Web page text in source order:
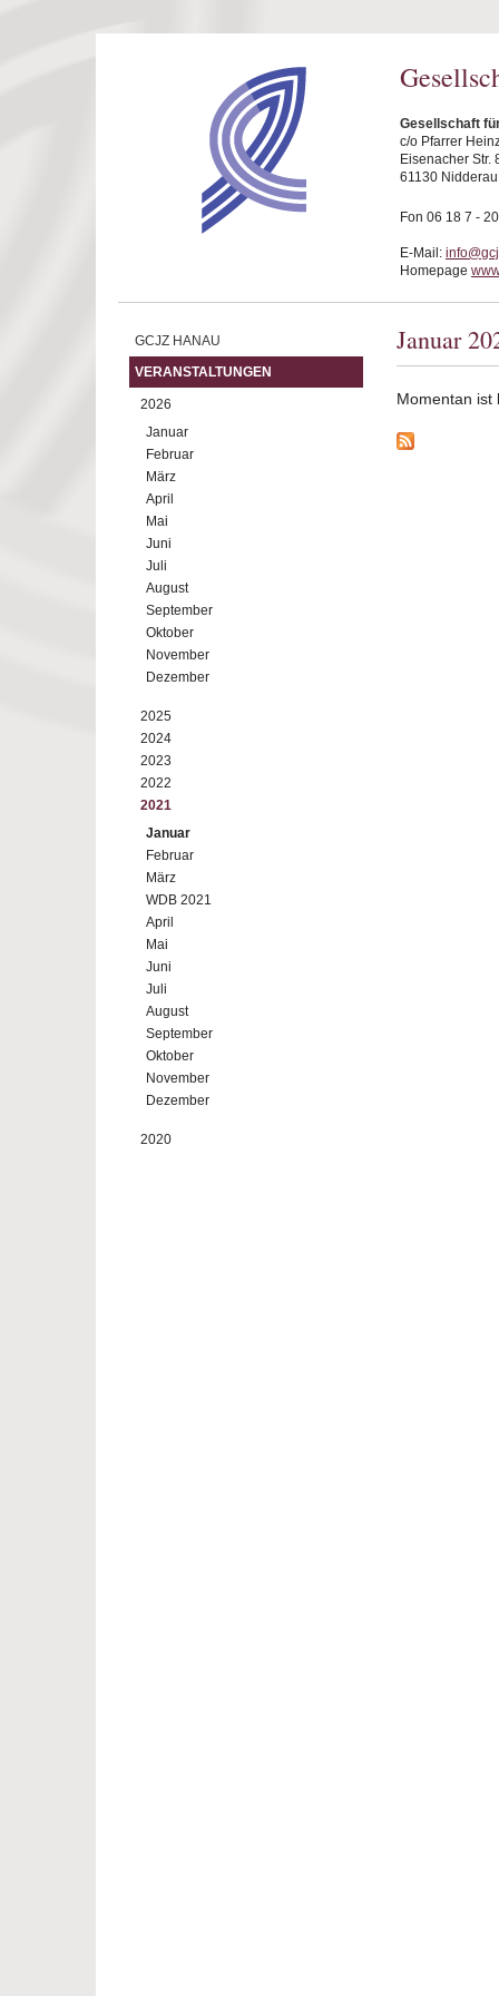
Gesellschaft
c/o Pfarrer
Eisenacher Str.
61130 Nidderau
Fon 06 18 7 -
E-Mail:
Homepage
GCJZ HANAU
VERANSTALTUNGEN
2026
Januar
Februar
März
April
Mai
Juni
Juli
August
September
Oktober
November
Dezember
2025
2024
2023
2022
2021
Januar
Februar
März
WDB 2021
April
Mai
Juni
Juli
August
September
Oktober
November
Dezember
2020
Januar
Momentan ist